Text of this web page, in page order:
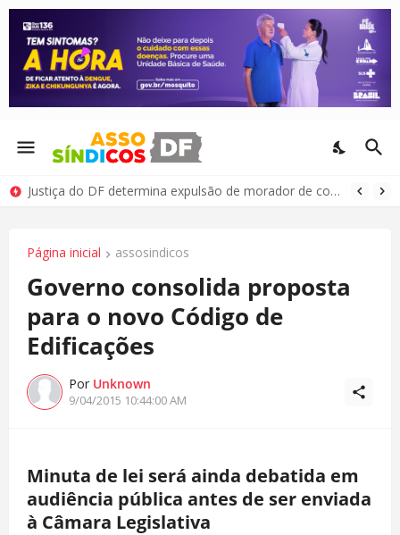
Justiça do DF determina expulsão de morador de condomínio por comportamento antissocial
Página inicial assosindicos
Governo consolida proposta
para o novo Código de
Edificações
Por Unknown
9/04/2015 10:44:00 AM
Minuta de lei será ainda debatida em
audiência pública antes de ser enviada
à Câmara Legislativa